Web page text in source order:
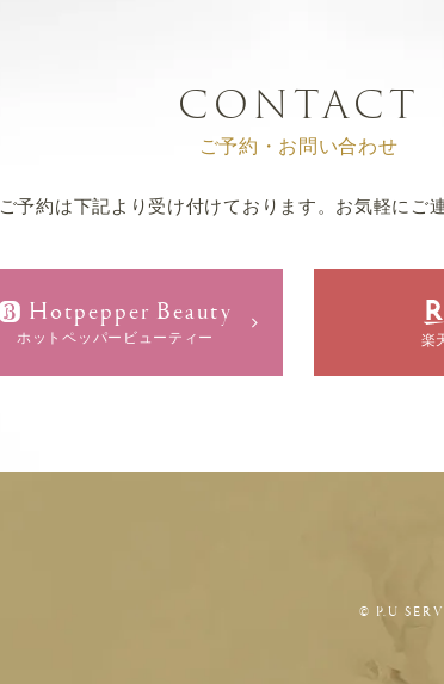
CONTACT
ご予約・お問い合わせ
ご予約は下記より受け付けております。 お気軽にご
Hotpepper Beauty
ホットペッパービューティー 楽
© P.U